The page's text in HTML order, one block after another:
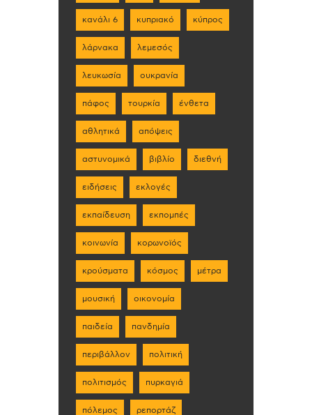
κανάλι 6 κυπριακό κύπρος
λάρνακα λεμεσός
λευκωσία ουκρανία
πάφος τουρκία ένθετα
αθλητικά απόψεις
αστυνομικά βιβλίο διεθνή
ειδήσεις εκλογές
εκπαίδευση εκπομπές
κοινωνία κορωνοϊός
κρούσματα κόσμος μέτρα
μουσική οικονομία
παιδεία πανδημία
περιβάλλον πολιτική
πολιτισμός πυρκαγιά
πόλεμος ρεπορτάζ